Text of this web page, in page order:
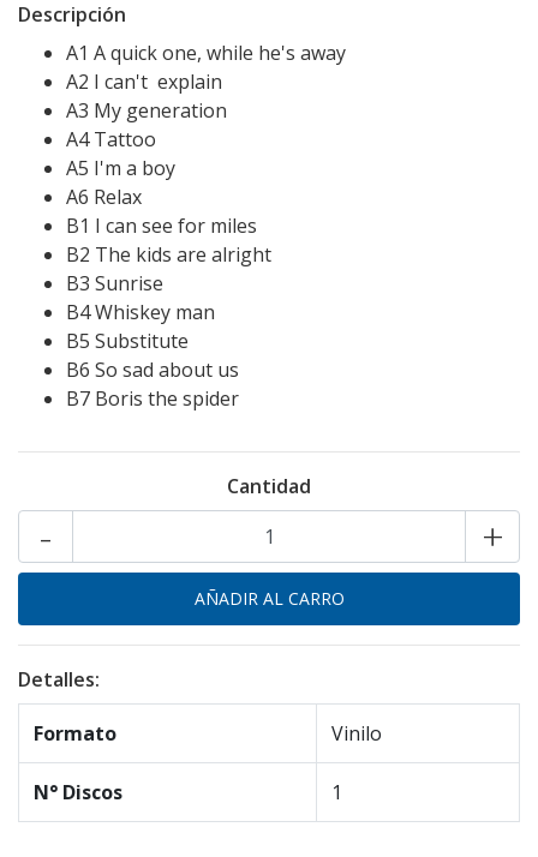
Descripción
A1 A quick one, while he's away
A2 I can't explain
A3 My generation
A4 Tattoo
A5 I'm a boy
A6 Relax
B1 I can see for miles
B2 The kids are alright
B3 Sunrise
B4 Whiskey man
B5 Substitute
B6 So sad about us
B7 Boris the spider
Cantidad
+
-
Detalles:
Formato Vinilo
N° Discos 1